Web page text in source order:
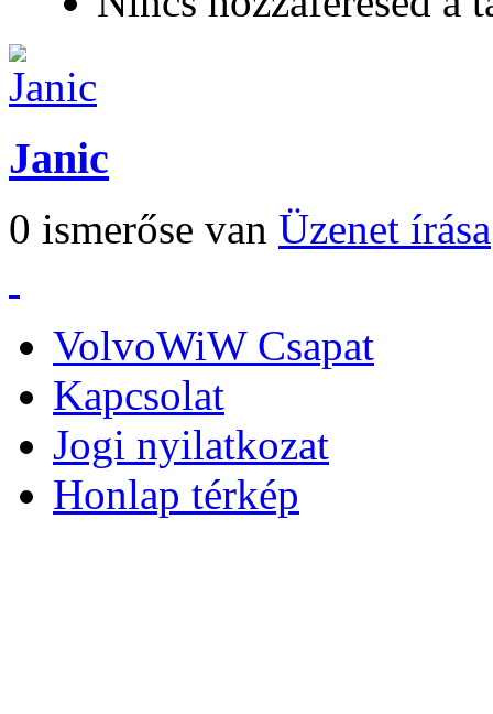
Janic
0 ismerőse van Üzenet írása
VolvoWiW Csapat
Kapcsolat
Jogi nyilatkozat
Honlap térkép